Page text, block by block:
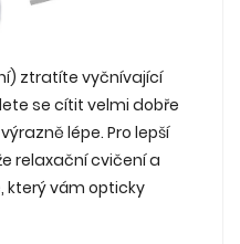
ztratíte vyčnívající
se cítit velmi dobře
lépe. Pro lepší
relaxační cvičení a
který vám opticky